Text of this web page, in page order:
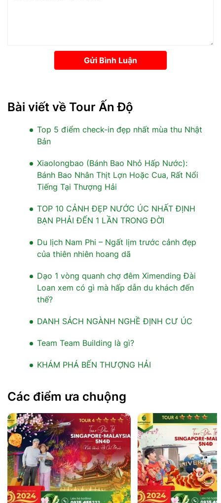
Gửi Bình Luận
Bài viết về Tour Ấn Độ
Top 5 điểm check-in đẹp nhất mùa thu Nhật
Bản
Xiaolongbao (Bánh Bao Nhỏ Hấp Nước):
Bánh Bao Nhân Thịt Lợn Hoặc Cua, Rất Nổi
Tiếng Tại Thượng Hải
TOP 10 CẢNH ĐẸP NƯỚC ÚC NHẤT ĐỊNH
BẠN PHẢI ĐẾN 1 LẦN TRONG ĐỜI
Du lịch Nam Phi – Ngất lịm trước cảnh đẹp
của thiên nhiên hoang dã
Dạo 1 vòng quanh chợ đêm Ximending Đài
Loan xem có gì mà hấp dẫn du khách đến
thế?
DANH SÁCH NGÀNH NGHỀ ĐỊNH CƯ ÚC
Team Team Building là gì?
KHÁM PHÁ BẾN THƯỢNG HẢI
Các điểm ưa chuộng